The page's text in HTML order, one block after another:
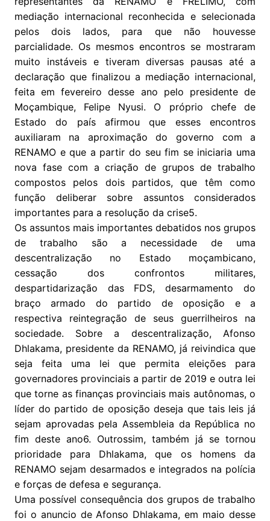
mediação internacional reconhecida e selecionada
pelos dois lados, para que não houvesse
parcialidade. Os mesmos encontros se mostraram
muito instáveis e tiveram diversas pausas até a
declaração que finalizou a mediação internacional,
feita em fevereiro desse ano pelo presidente de
Moçambique, Felipe Nyusi. O próprio chefe de
Estado do país afirmou que esses encontros
auxiliaram na aproximação do governo com a
RENAMO e que a partir do seu fim se iniciaria uma
nova fase com a criação de grupos de trabalho
compostos pelos dois partidos, que têm como
função deliberar sobre assuntos considerados
importantes para a resolução da crise5.
Os assuntos mais importantes debatidos nos grupos
de trabalho são a necessidade de uma
descentralização no Estado moçambicano,
cessação dos confrontos militares,
despartidarização das FDS, desarmamento do
braço armado do partido de oposição e a
respectiva reintegração de seus guerrilheiros na
sociedade. Sobre a descentralização, Afonso
Dhlakama, presidente da RENAMO, já reivindica que
seja feita uma lei que permita eleições para
governadores provinciais a partir de 2019 e outra lei
que torne as finanças provinciais mais autônomas, o
líder do partido de oposição deseja que tais leis já
sejam aprovadas pela Assembleia da República no
fim deste ano6. Outrossim, também já se tornou
prioridade para Dhlakama, que os homens da
RENAMO sejam desarmados e integrados na polícia
e forças de defesa e segurança.
Uma possível consequência dos grupos de trabalho
foi o anuncio de Afonso Dhlakama, em maio desse